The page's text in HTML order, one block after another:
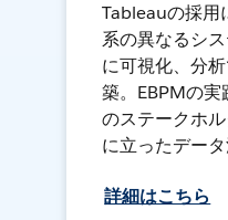
Tableauの採用
系の異なるシ
に可視化、分
築。EBPMの
のステークホ
に立ったデー
詳細はこちら